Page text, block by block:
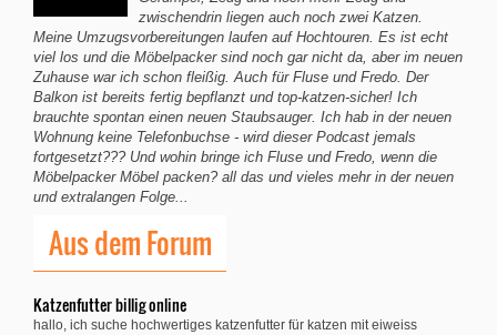
zwischendrin liegen auch noch zwei Katzen.
Meine Umzugsvorbereitungen laufen auf Hochtouren. Es ist echt
viel los und die Möbelpacker sind noch gar nicht da, aber im neuen
Zuhause war ich schon fleißig. Auch für Fluse und Fredo. Der
Balkon ist bereits fertig bepflanzt und top-katzen-sicher! Ich
brauchte spontan einen neuen Staubsauger. Ich hab in der neuen
Wohnung keine Telefonbuchse - wird dieser Podcast jemals
fortgesetzt??? Und wohin bringe ich Fluse und Fredo, wenn die
Möbelpacker Möbel packen? all das und vieles mehr in der neuen
und extralangen Folge...
Aus dem Forum
Katzenfutter billig online
hallo, ich suche hochwertiges katzenfutter für katzen mit eiweiss